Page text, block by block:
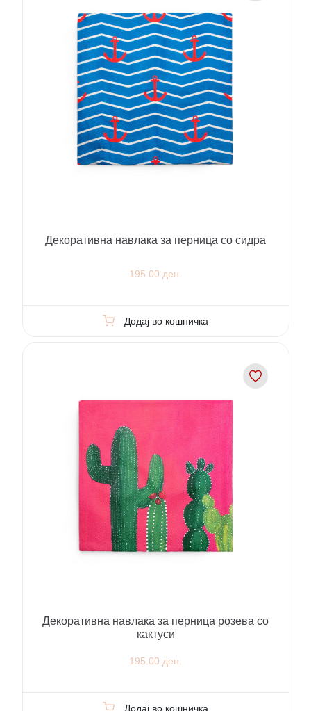
Декоративна навлака за перница со сидра
195.00 ден.
Додај во кошничка
Декоративна навлака за перница розева со
кактуси
195.00 ден.
Додај во кошничка